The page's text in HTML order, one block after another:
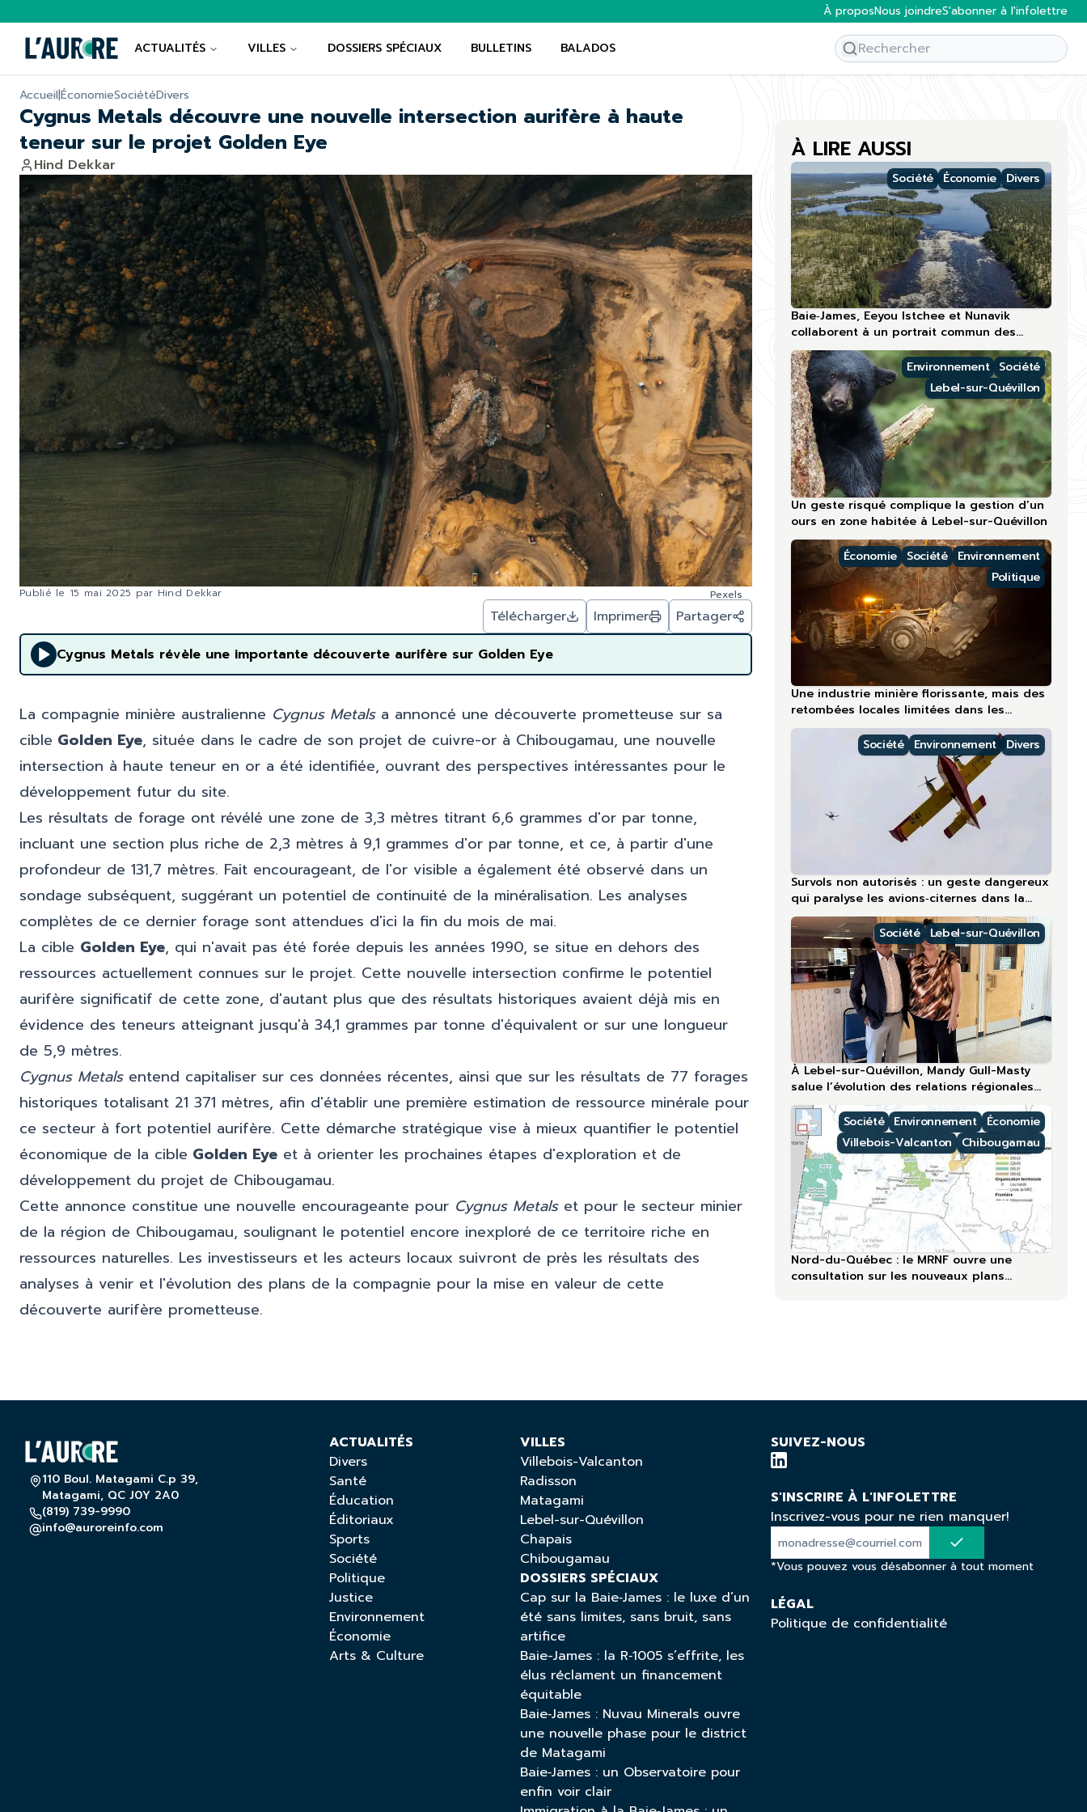
À proposNous joindreS'abonner à l'infolettre
ACTUALITÉS VILLES DOSSIERS SPÉCIAUX BULLETINS BALADOS
Accueil|ÉconomieSociétéDivers
Cygnus Metals découvre une nouvelle intersection aurifère à haute
teneur sur le projet Golden Eye
Hind Dekkar
Publié le 15 mai 2025 par Hind Dekkar Pexels
Télécharger Imprimer
Partager
Cygnus Metals révèle une importante découverte aurifère sur Golden Eye
La compagnie minière australienne Cygnus Metalsa annoncé une découverte prometteuse sur sa
cible Golden Eye, située dans le cadre de son projet de cuivre-or à Chibougamau, une nouvelle
intersection à haute teneur en or a été identifiée, ouvrant des perspectives intéressantes pour le
développement futur du site.
Les résultats de forage ont révélé une zone de 3,3 mètres titrant 6,6 grammes d'or par tonne,
incluant une section plus riche de 2,3 mètres à 9,1 grammes d'or par tonne, et ce, à partir d'une
profondeur de 131,7 mètres. Fait encourageant, de l'or visible a également été observé dans un
sondage subséquent, suggérant un potentiel de continuité de la minéralisation. Les analyses
complètes de ce dernier forage sont attendues d'ici la fin du mois de mai.
La cible Golden Eye, qui n'avait pas été forée depuis les années 1990, se situe en dehors des
ressources actuellement connues sur le projet. Cette nouvelle intersection confirme le potentiel
aurifère significatif de cette zone, d'autant plus que des résultats historiques avaient déjà mis en
évidence des teneurs atteignant jusqu'à 34,1 grammes par tonne d'équivalent or sur une longueur
de 5,9 mètres.
Cygnus Metals entend capitaliser sur ces données récentes, ainsi que sur les résultats de 77 forages
historiques totalisant 21 371 mètres, afin d'établir une première estimation de ressource minérale pour
ce secteur à fort potentiel aurifère. Cette démarche stratégique vise à mieux quantifier le potentiel
économique de la cible Golden Eye et à orienter les prochaines étapes d'exploration et de
développement du projet de Chibougamau.
Cette annonce constitue une nouvelle encourageante pour Cygnus Metalset pour le secteur minier
de la région de Chibougamau, soulignant le potentiel encore inexploré de ce territoire riche en
ressources naturelles. Les investisseurs et les acteurs locaux suivront de près les résultats des
analyses à venir et l'évolution des plans de la compagnie pour la mise en valeur de cette
découverte aurifère prometteuse.
À LIRE AUSSI
Société Économie Divers
Baie‑James, Eeyou Istchee et Nunavik
collaborent à un portrait commun des
compétences touristiques
Environnement Société
Lebel-sur-Quévillon
Un geste risqué complique la gestion d’un
ours en zone habitée à Lebel-sur-Quévillon
Économie Société
Environnement
Politique
Une industrie minière florissante, mais des
retombées locales limitées dans les
régions nordiques
Société
Environnement Divers
Survols non autorisés : un geste dangereux
qui paralyse les avions‑citernes dans la
région la plus touchée en 2026
Société
Lebel-sur-Quévillon
À Lebel-sur-Quévillon, Mandy Gull-Masty
salue l’évolution des relations régionales
lors du 60ᵉ anniversaire
Société
Environnement
Économie
Villebois-Valcanton
Chibougamau
Nord-du-Québec : le MRNF ouvre une
consultation sur les nouveaux plans
110 Boul. Matagami C.p 39,
Matagami, QC J0Y 2A0
(819) 739-9990
info@auroreinfo.com
ACTUALITÉS
Divers
Santé
Éducation
Éditoriaux
Sports
Société
Politique
Justice
Environnement
Économie
Arts & Culture
VILLES
Villebois-Valcanton
Radisson
Matagami
Lebel-sur-Quévillon
Chapais
Chibougamau
DOSSIERS SPÉCIAUX
Cap sur la Baie‑James : le luxe d’un
été sans limites, sans bruit, sans
artifice
Baie-James : la R‑1005 s’effrite, les
élus réclament un financement
équitable
Baie‑James : Nuvau Minerals ouvre
une nouvelle phase pour le district
de Matagami
Baie‑James : un Observatoire pour
enfin voir clair
SUIVEZ-NOUS
S'INSCRIRE À L'INFOLETTRE
Inscrivez-vous pour ne rien manquer!
*Vous pouvez vous désabonner à tout moment
LÉGAL
Politique de confidentialité